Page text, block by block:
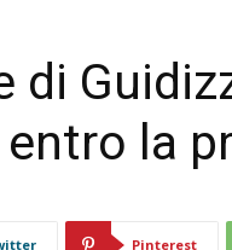
di
la
Pinterest